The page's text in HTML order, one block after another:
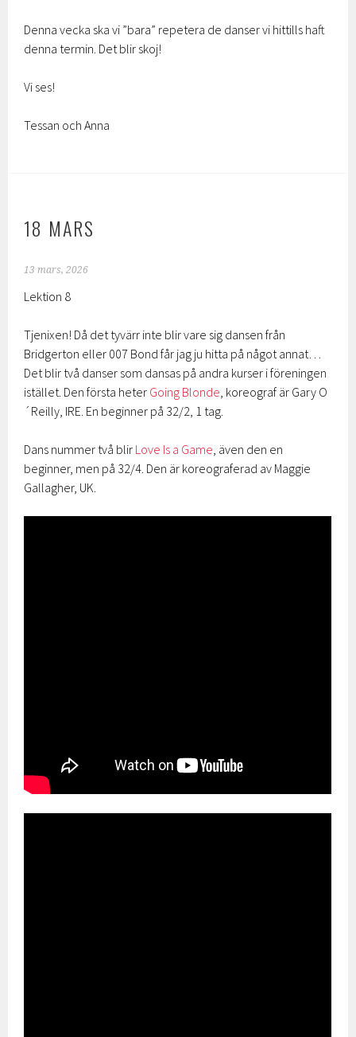
Denna vecka ska vi ”bara” repetera de danser vi hittills haft
denna termin. Det blir skoj!
Vi ses!
Tessan och Anna
18 MARS
13 mars, 2026
Lektion 8
Tjenixen! Då det tyvärr inte blir vare sig dansen från
Bridgerton eller 007 Bond får jag ju hitta på något annat…
Det blir två danser som dansas på andra kurser i föreningen
istället. Den första heter Going Blonde, koreograf är Gary O
´Reilly, IRE. En beginner på 32/2, 1 tag.
Dans nummer två blir Love Is a Game, även den en
beginner, men på 32/4. Den är koreograferad av Maggie
Gallagher, UK.